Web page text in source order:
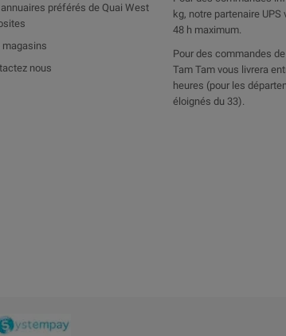
préférés de Quai West
magasins
nous
kg, notre partenaire UPS
48 h maximum.
Pour des commandes
Tam Tam vous livrera
heures (pour les
éloignés du 33).